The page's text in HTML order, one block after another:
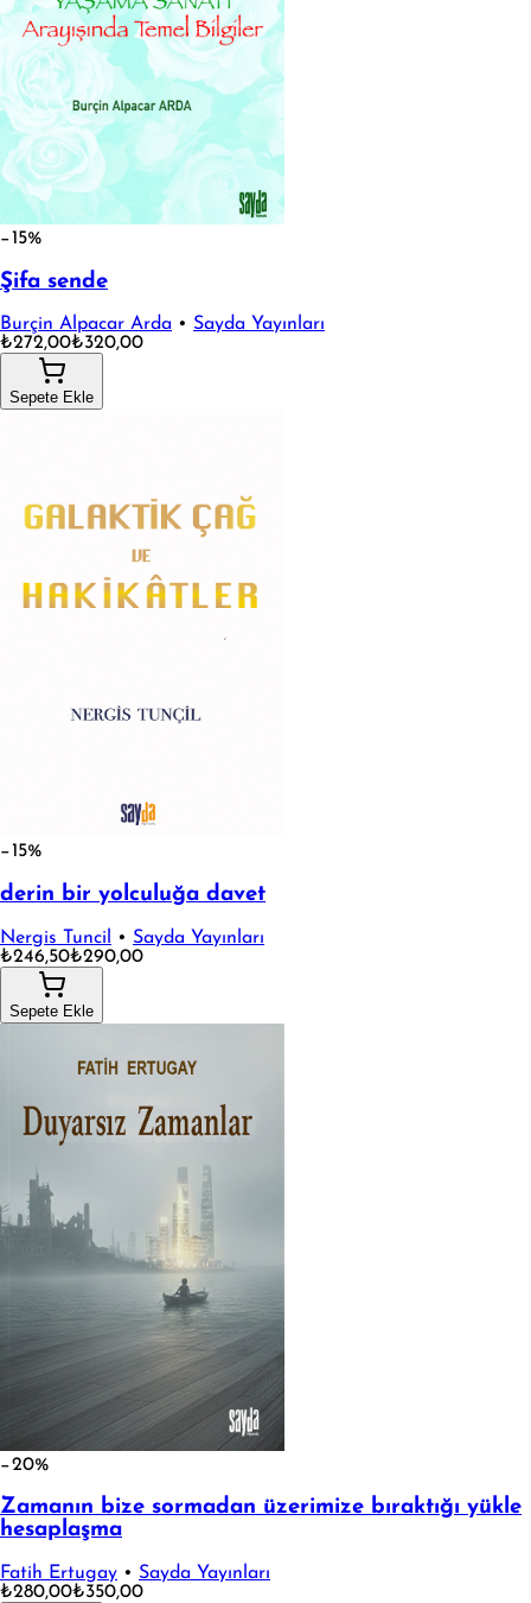
−15%
Şifa sende
Burçin Alpacar Arda • Sayda Yayınları
₺272,00₺320,00
Sepete Ekle
−15%
derin bir yolculuğa davet
Nergis Tuncil • Sayda Yayınları
₺246,50₺290,00
Sepete Ekle
−20%
Zamanın bize sormadan üzerimize bıraktığı yükle
hesaplaşma
Fatih Ertugay • Sayda Yayınları
₺280,00₺350,00